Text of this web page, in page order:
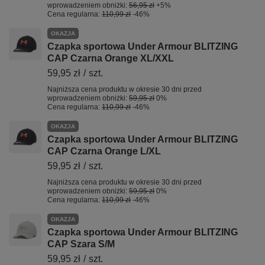
wprowadzeniem obniżki: 56,95 zł +5%
Cena regularna: 110,99 zł -46%
OKAZJA
Czapka sportowa Under Armour BLITZING
CAP Czarna Orange XL/XXL
59,95 zł / szt.
Najniższa cena produktu w okresie 30 dni przed
wprowadzeniem obniżki: 59,95 zł 0%
Cena regularna: 110,99 zł -46%
OKAZJA
Czapka sportowa Under Armour BLITZING
CAP Czarna Orange L/XL
59,95 zł / szt.
Najniższa cena produktu w okresie 30 dni przed
wprowadzeniem obniżki: 59,95 zł 0%
Cena regularna: 110,99 zł -46%
OKAZJA
Czapka sportowa Under Armour BLITZING
CAP Szara S/M
59,95 zł / szt.